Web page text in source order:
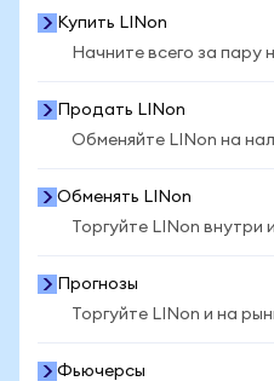
Купить LINon
Начните всего за пару
Продать LINon
Обменяйте LINon на
Обменять LINon
Торгуйте LINon
Прогнозы
Торгуйте LINon и на
Фьючерсы